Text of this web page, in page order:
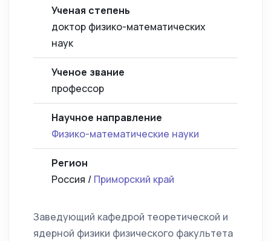
Ученая степень
доктор физико-математических
наук
Ученое звание
профессор
Научное направление
Физико-математические науки
Регион
Россия / Приморский край
Заведующий кафедрой теоретической и
ядерной физики физического факультета